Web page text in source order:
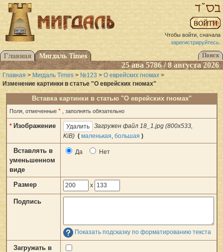
Чтобы войти, сначала
зарегистрируйтесь.
25 ава 5786 / 8 августа 2026
Главная > Мигдаль Times > №123 > О еврейских гномах >
Изменение картинки в статье "О еврейских гномах"
Вставка картинки в статью "О еврейских гномах"
Поля, отмеченные * , заполнять обязательно
* Изображение
Загружен файл 18_1.jpg (800x533,
KiB) ( маленькая большая )
Вставлять в
уменьшенном
виде
Да Нет
Размер x
Подпись
Показать подсказку по форматированию текста
Загружать в